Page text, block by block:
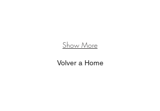
Show More
Volver a Home